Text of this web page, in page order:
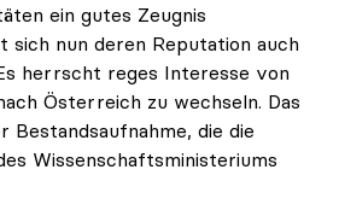
ein gutes Zeugnis
sich nun deren Reputation auch
herrscht reges Interesse von
Österreich zu wechseln. Das
Bestandsaufnahme, die die
Wissenschaftsministeriums